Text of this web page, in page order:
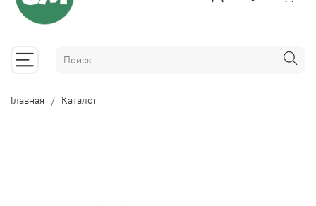
Главная Каталог